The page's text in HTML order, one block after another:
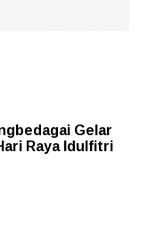
Gelar
Raya Idulfitri